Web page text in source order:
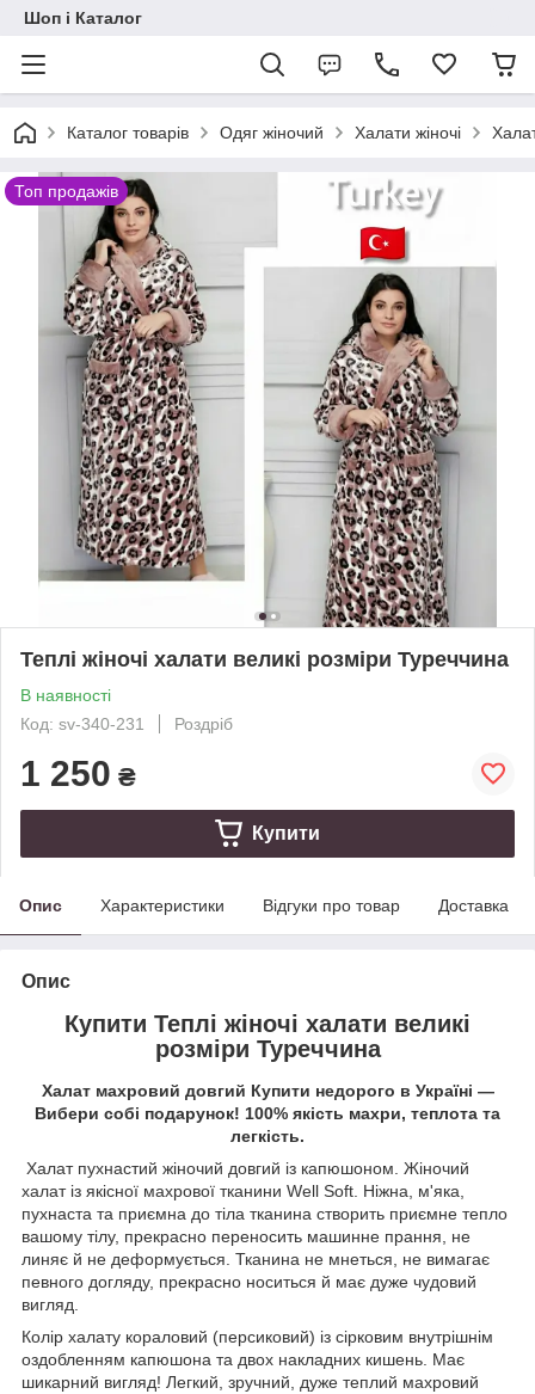
Шоп і Каталог
Каталог товарів Одяг жіночий Халати жіночі
Топ продажів
Теплі жіночі халати великі розміри Туреччина
В наявності
Код: sv-340-231
Роздріб
1 250 ₴
Купити
Опис Характеристики Відгуки про товар Доставка
Опис
Купити Теплі жіночі халати великі
розміри Туреччина
Халат махровий довгий Купити недорого в Україні —
Вибери собі подарунок! 100% якість махри, теплота та
легкість.
Халат пухнастий жіночий довгий із капюшоном. Жіночий
халат із якісної махрової тканини Well Soft. Ніжна, м'яка,
пухнаста та приємна до тіла тканина створить приємне тепло
вашому тілу, прекрасно переносить машинне прання, не
линяє й не деформується. Тканина не мнеться, не вимагає
певного догляду, прекрасно носиться й має дуже чудовий
вигляд.
Колір халату кораловий (персиковий) із сірковим внутрішнім
оздобленням капюшона та двох накладних кишень. Має
шикарний вигляд! Легкий, зручний, дуже теплий махровий